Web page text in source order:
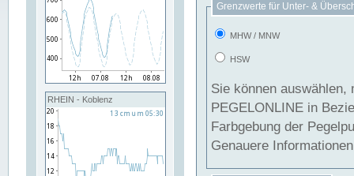
RHEIN - Koblenz
Grenzwerte für Unter- &
MHW / MNW
HSW
Sie können
PEGELONLINE in Beziehung
Farbgebung der
Genauere